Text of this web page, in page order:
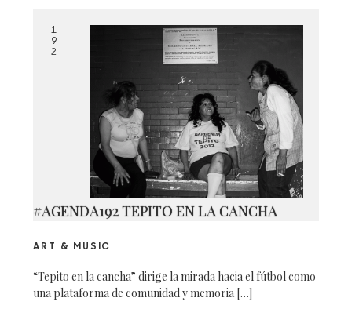
1
9
2
#AGENDA192 TEPITO EN LA CANCHA
ART & MUSIC
“Tepito en la cancha” dirige la mirada hacia el fútbol como
una plataforma de comunidad y memoria […]